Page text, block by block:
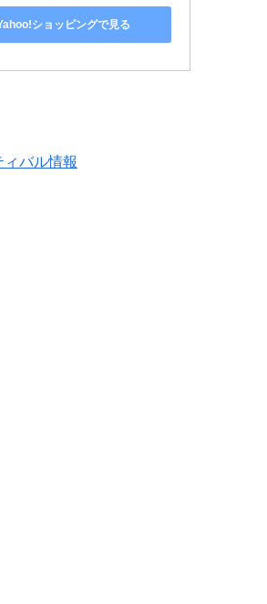
ショッピングで見る
バル情報